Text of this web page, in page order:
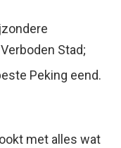
Stad;
Peking eend.
met alles wat